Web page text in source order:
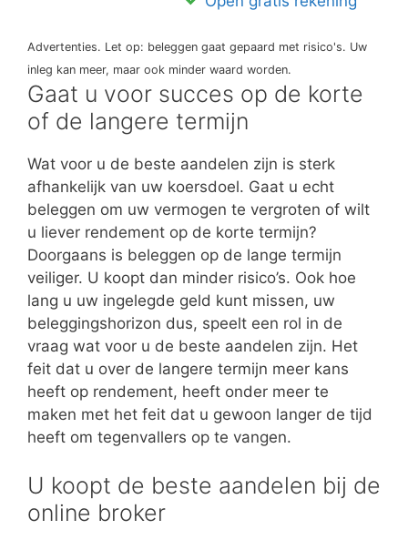
Advertenties. Let op: beleggen gaat gepaard met risico's. Uw
inleg kan meer, maar ook minder waard worden.
Gaat u voor succes op de korte
of de langere termijn
Wat voor u de beste aandelen zijn is sterk
afhankelijk van uw koersdoel. Gaat u echt
beleggen om uw vermogen te vergroten of wilt
u liever rendement op de korte termijn?
Doorgaans is beleggen op de lange termijn
veiliger. U koopt dan minder risico’s. Ook hoe
lang u uw ingelegde geld kunt missen, uw
beleggingshorizon dus, speelt een rol in de
vraag wat voor u de beste aandelen zijn. Het
feit dat u over de langere termijn meer kans
heeft op rendement, heeft onder meer te
maken met het feit dat u gewoon langer de tijd
heeft om tegenvallers op te vangen.
U koopt de beste aandelen bij de
online broker